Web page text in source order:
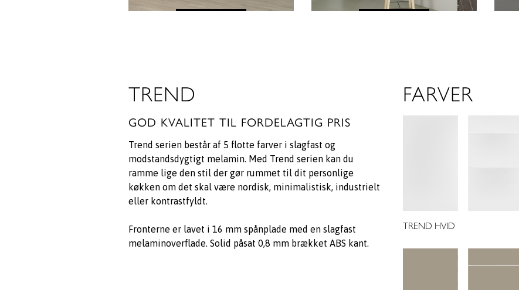
TREND
GOD KVALITET TIL FORDELAGTIG PRIS
Trend serien består af 5 flotte farver i slagfast og
modstandsdygtigt melamin. Med Trend serien kan du
ramme lige den stil der gør rummet til dit personlige
køkken om det skal være nordisk, minimalistisk, industrielt
eller kontrastfyldt.
Fronterne er lavet i 16 mm spånplade med en slagfast
melaminoverflade. Solid påsat 0,8 mm brækket ABS kant.
FARVER
TREND HVID